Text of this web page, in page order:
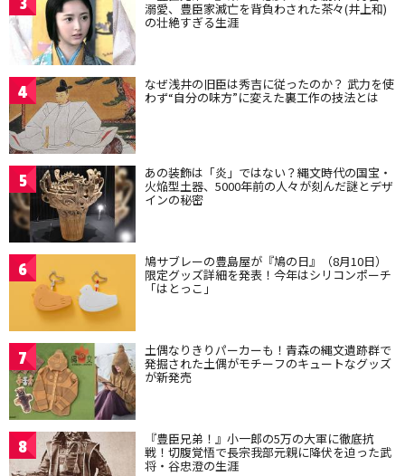
溺愛、豊臣家滅亡を背負わされた茶々(井上和)
の壮絶すぎる生涯
4 なぜ浅井の旧臣は秀吉に従ったのか？ 武力を使
わず“自分の味方”に変えた裏工作の技法とは
5 あの装飾は「炎」ではない？縄文時代の国宝・
火焔型土器、5000年前の人々が刻んだ謎とデザ
インの秘密
6 鳩サブレーの豊島屋が『鳩の日』（8月10日）
限定グッズ詳細を発表！今年はシリコンポーチ
「はとっこ」
7 土偶なりきりパーカーも！青森の縄文遺跡群で
発掘された土偶がモチーフのキュートなグッズ
が新発売
8 『豊臣兄弟！』小一郎の5万の大軍に徹底抗
戦！切腹覚悟で長宗我部元親に降伏を迫った武
将・谷忠澄の生涯